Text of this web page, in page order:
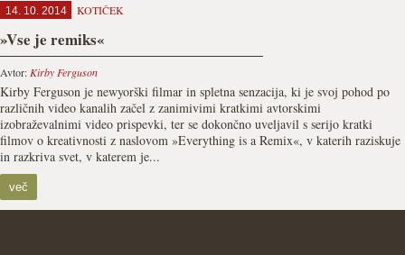
14. 10. 2014 KOTIČEK
»Vse je remiks«
Avtor: Kirby Ferguson
Kirby Ferguson je newyorški filmar in spletna senzacija, ki je svoj pohod po
različnih video kanalih začel z zanimivimi kratkimi avtorskimi
izobraževalnimi video prispevki, ter se dokončno uveljavil s serijo kratki
filmov o kreativnosti z naslovom »Everything is a Remix«, v katerih raziskuje
in razkriva svet, v katerem je...
več